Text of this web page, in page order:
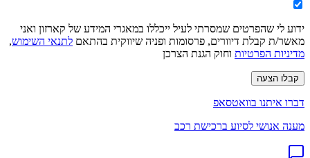
ידוע לי שהפרטים שמסרתי לעיל ייכללו במאגרי המידע של קארזון ואני
מאשר/ת קבלת דיוורים, פרסומות ופניה שיווקית בהתאם לתנאי השימוש,
מדיניות הפרטיות וחוק הגנת הצרכן
קבלו הצעה
דברו איתנו בוואטסאפ
מענה אנושי לסיוע ברכישת רכב